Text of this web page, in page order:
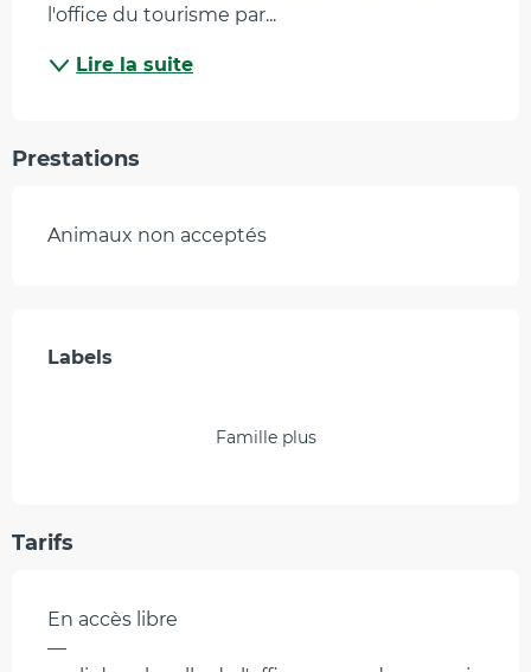
l'office du tourisme par...
Lire la suite
Prestations
Animaux non acceptés
Offres de prestations
Labels
Labels
Famille plus
Tarifs
En accès libre
—